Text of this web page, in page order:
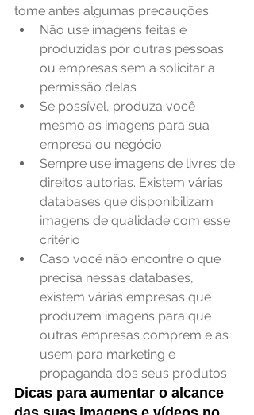
tome antes algumas precauções:
Não use imagens feitas e
produzidas por outras pessoas
ou empresas sem a solicitar a
permissão delas
Se possível, produza você
mesmo as imagens para sua
empresa ou negócio
Sempre use imagens de livres de
direitos autorias. Existem várias
databases que disponibilizam
imagens de qualidade com esse
critério
Caso você não encontre o que
precisa nessas databases,
existem várias empresas que
produzem imagens para que
outras empresas comprem e as
usem para marketing e
propaganda dos seus produtos
Dicas para aumentar o alcance